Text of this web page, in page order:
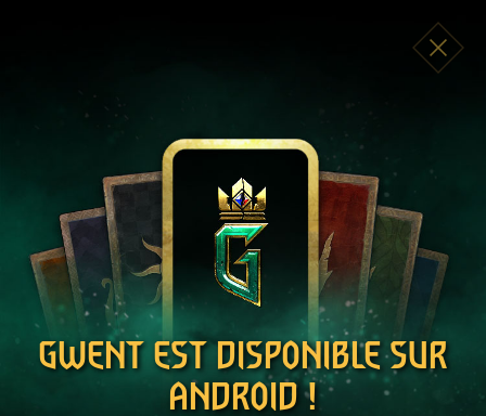
GWENT EST DISPONIBLE SUR
ANDROID !
SE CONNECTER